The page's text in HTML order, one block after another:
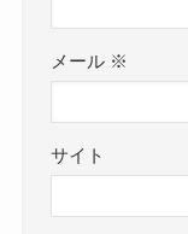
メール ※
サイト